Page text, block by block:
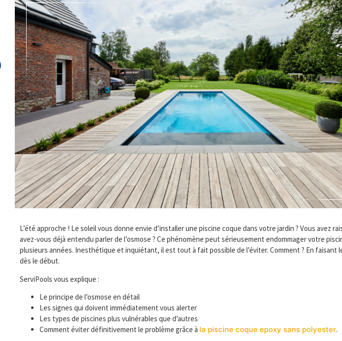
L’été approche ! Le soleil vous donne envie d’installer une piscine coque dans votre jardin ? Vous avez
avez-vous déjà entendu parler de l’osmose ? Ce phénomène peut sérieusement endommager votre
plusieurs années. Inesthétique et inquiétant, il est tout à fait possible de l’éviter. Comment ? En faisant
dès le début.
ServiPools vous explique :
Le principe de l’osmose en détail
Les signes qui doivent immédiatement vous alerter
Les types de piscines plus vulnérables que d’autres
Comment éviter définitivement le problème grâce à la piscine coque epoxy sans polyester.